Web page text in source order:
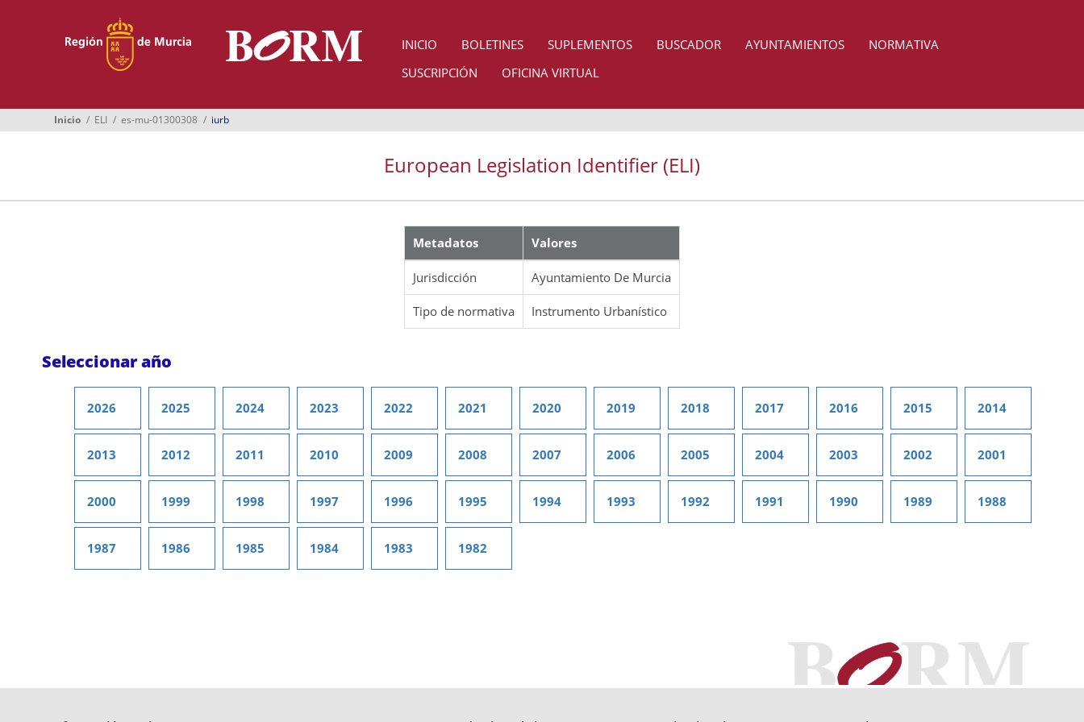
INICIO BOLETINES SUPLEMENTOS BUSCADOR AYUNTAMIENTOS
NORMATIVA
SUSCRIPCIÓN
OFICINA VIRTUAL
Suplementos
Inicio ELI es-mu-01300308 iurb
European Legislation Identifier (ELI)
Metadatos Valores
Jurisdicción Ayuntamiento De Murcia
Tipo de normativa Instrumento Urbanístico
Seleccionar año
2026 2025 2024 2023 2022 2021 2020 2019 2018 2017 2016 2015 2014
2013 2012 2011 2010 2009 2008 2007 2006 2005 2004 2003 2002 2001
2000 1999 1998 1997 1996 1995 1994 1993 1992 1991 1990 1989 1988
1987 1986 1985 1984 1983 1982